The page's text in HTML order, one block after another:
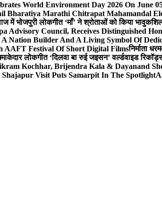
World Environment Day 2026 On June
Bharatiya Marathi Chitrapat Mahamandal
में भोजपुरी लोकगीत ‘माँ’ ने श्रोताओं को किया भावुक
Advisory Council, Receives Distinguished
Nation Builder And A Living Symbol Of
AAFT Festival Of Short Digital Filmsनिर्माता
लोकगीत ‘दिलवा बा रुई जइसन’ वर्ल्डवाइड
Kochhar, Brijendra Kala & Dayanand
Shajapur Visit Puts Samarpit In The Spotlight